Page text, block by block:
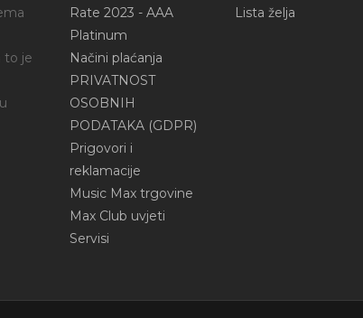
to je
Rate 2023 - AAA
Platinum
Načini plaćanja
PRIVATNOST
OSOBNIH
PODATAKA (GDPR)
Prigovori i
reklamacije
Music Max trgovine
Max Club uvjeti
Servisi
Lista želja